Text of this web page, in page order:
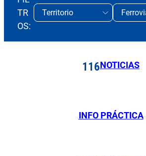
TR
OS:
116NOTICIAS
INFO PRÁCTICA